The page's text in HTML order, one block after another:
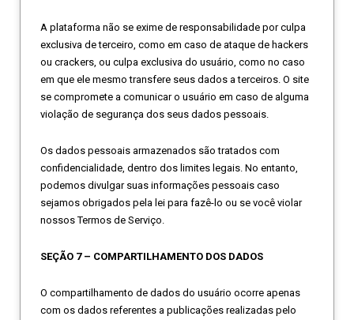
A plataforma não se exime de responsabilidade por culpa
exclusiva de terceiro, como em caso de ataque de hackers
ou crackers, ou culpa exclusiva do usuário, como no caso
em que ele mesmo transfere seus dados a terceiros. O site
se compromete a comunicar o usuário em caso de alguma
violação de segurança dos seus dados pessoais.
Os dados pessoais armazenados são tratados com
confidencialidade, dentro dos limites legais. No entanto,
podemos divulgar suas informações pessoais caso
sejamos obrigados pela lei para fazê-lo ou se você violar
nossos Termos de Serviço.
SEÇÃO 7 – COMPARTILHAMENTO DOS DADOS
O compartilhamento de dados do usuário ocorre apenas
com os dados referentes a publicações realizadas pelo